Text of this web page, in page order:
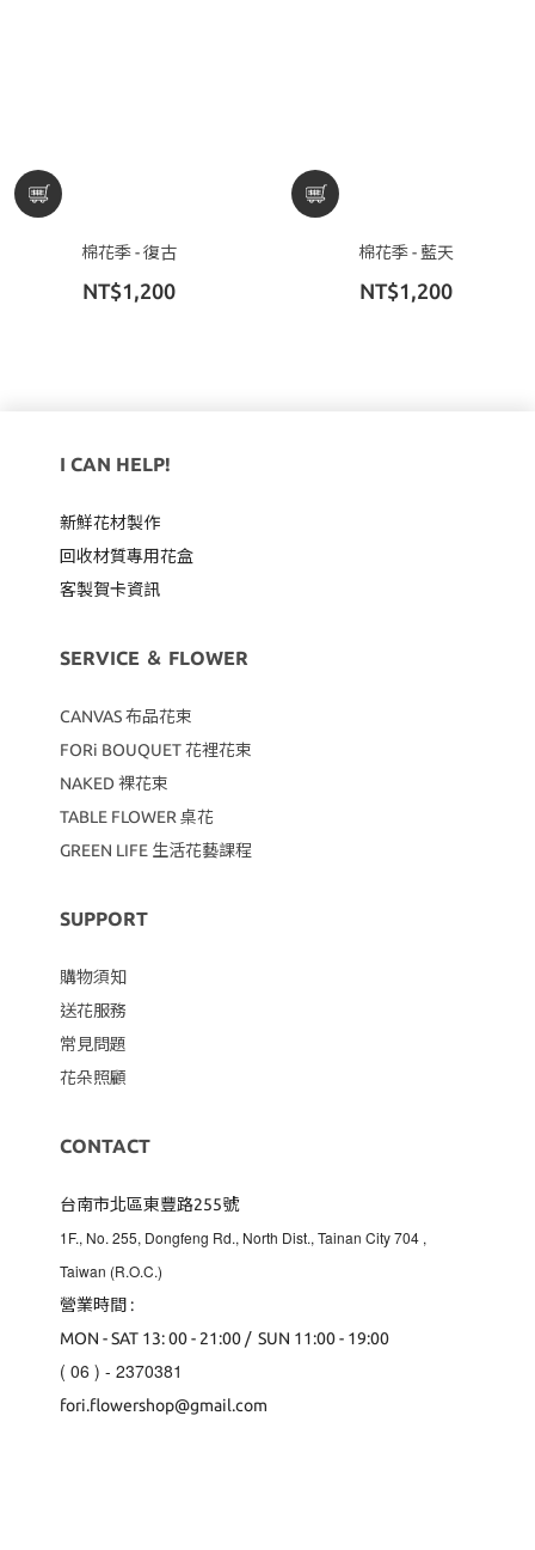
棉花季 - 復古
NT$1,200
棉花季 - 藍天
NT$1,200
I CAN HELP!
新鮮花材製作
回收材質專用花盒
客製賀卡資訊
SERVICE ＆ FLOWER
CANVAS布品花束
FORi BOUQUET 花裡花束
NAKED 裸花束
TABLE FLOWER 桌花
GREEN LIFE 生活花藝課程
SUPPORT
購物須知
送花服務
常見問題
花朵照顧
CONTACT
台南市北區東豐路255號
1F., No. 255, Dongfeng Rd., North Dist., Tainan City 704 ,
Taiwan (R.O.C.)
營業時間 :
MON - SAT 13: 00 - 21:00 / SUN 11:00 - 19:00
( 06 ) - 2370381
fori.flowershop@gmail.com